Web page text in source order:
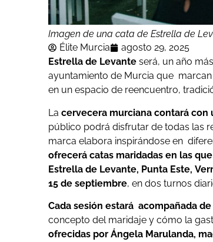
Imagen de una cata de Estrella de
Élite Murcia
agosto 29, 2025
Estrella de Levante será, un año
ayuntamiento de Murcia que
en un espacio de reencuentro,
La cervecera murciana contará
público podrá disfrutar de todas las
marca elabora inspirándose en
ofrecerá catas maridadas en las
Estrella de Levante, Punta Este,
15 de septiembre, en dos turnos
Cada sesión estará acompañada
concepto del maridaje y cómo la
ofrecidas por Ángela Marulanda,